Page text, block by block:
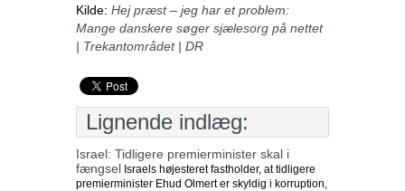
Kilde: Hej præst – jeg har et problem:
Mange danskere søger sjælesorg på nettet
| Trekantområdet | DR
Lignende indlæg:
Israel: Tidligere premierminister skal i
fængsel Israels højesteret fastholder, at tidligere
premierminister Ehud Olmert er skyldig i korruption,